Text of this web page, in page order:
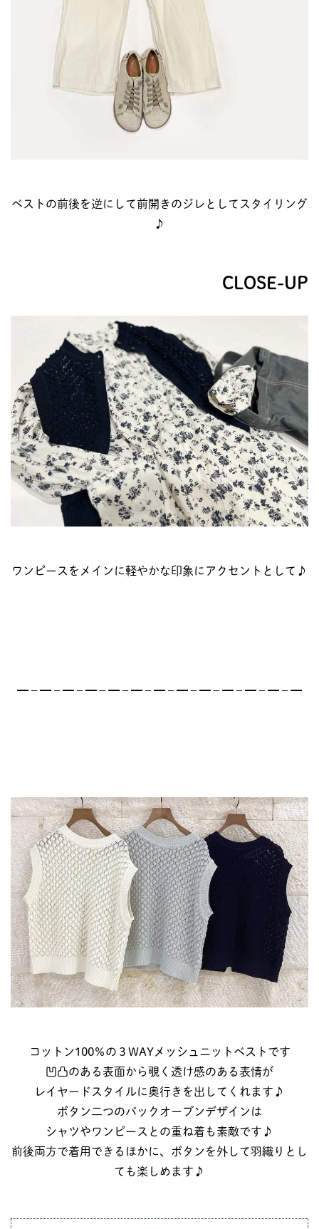
ベストの前後を逆にして前開きのジレとしてスタイリング
♪
CLOSE-UP
ワンピースをメインに軽やかな印象にアクセントとして♪
━－━－━－━－━－━－━－━－━－━－━－━－━
コットン100％の３WAYメッシュニットベストです
凹凸のある表面から覗く透け感のある表情が
レイヤードスタイルに奥行きを出してくれます♪
ボタン二つのバックオープンデザインは
シャツやワンピースとの重ね着も素敵です♪
前後両方で着用できるほかに、ボタンを外して羽織りとし
ても楽しめます♪